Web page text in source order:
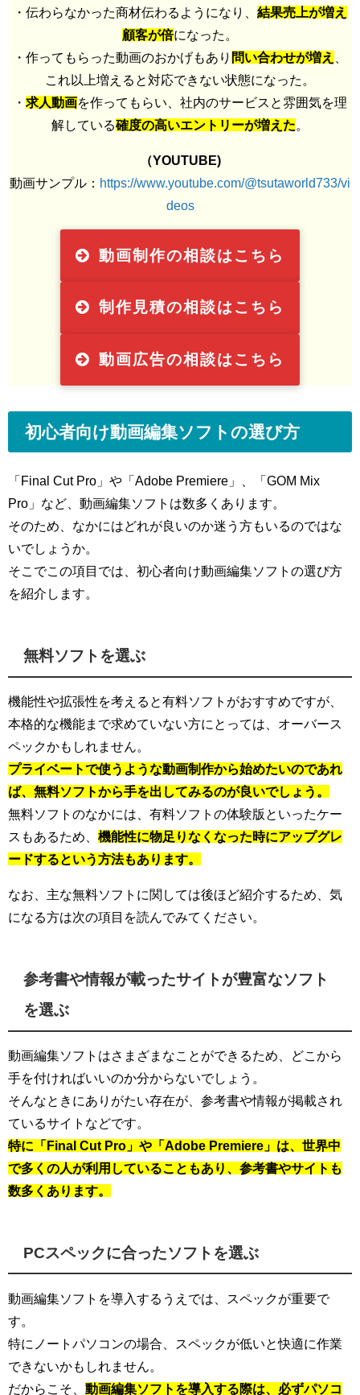
・伝わらなかった商材伝わるようになり、 結果売上が増え
顧客が倍になった。
・作ってもらった動画のおかげもあり 問い合わせが増え
これ以上増えると対応できない状態になった。
・ 求人動画を作ってもらい、社内のサービスと雰囲気を理
解している確度の高いエントリーが増えた
（YOUTUBE)
動画サンプル： https://www.youtube.com/@tsutaworld733/vi
deos
動画制作の相談はこちら
制作見積の相談はこちら
動画広告の相談はこちら
初心者向け動画編集ソフトの選び方
「Final Cut Pro」や「Adobe Premiere」、「GOM Mix
Pro」など、動画編集ソフトは数多くあります。
そのため、なかにはどれが良いのか迷う方もいるのではな
いでしょうか。
そこでこの項目では、初心者向け動画編集ソフトの選び方
を紹介します。
無料ソフトを選ぶ
機能性や拡張性を考えると有料ソフトがおすすめですが、
本格的な機能まで求めていない方にとっては、オーバース
ペックかもしれません。
プライベートで使うような動画制作から始めたいのであれ
ば、無料ソフトから手を出してみるのが良いでしょう。
無料ソフトのなかには、有料ソフトの体験版といったケー
スもあるため、 機能性に物足りなくなった時にアップグレ
ードするという方法もあります。
なお、主な無料ソフトに関しては後ほど紹介するため、気
になる方は次の項目を読んでみてください。
参考書や情報が載ったサイトが豊富なソフト
を選ぶ
動画編集ソフトはさまざまなことができるため、どこから
手を付ければいいのか分からないでしょう。
そんなときにありがたい存在が、参考書や情報が掲載され
ているサイトなどです。
特に「Final Cut Pro」や「Adobe Premiere」は、世界中
で多くの人が利用していることもあり、参考書やサイトも
数多くあります。
PCスペックに合ったソフトを選ぶ
動画編集ソフトを導入するうえでは、スペックが重要で
す。
特にノートパソコンの場合、スペックが低いと快適に作業
できないかもしれません。
だからこそ、 動画編集ソフトを導入する際は、必ずパソコ